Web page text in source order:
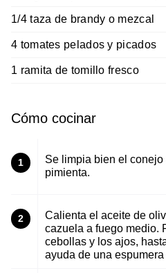
1/4 taza de brandy o mezcal
4 tomates pelados y picados
1 ramita de tomillo fresco
Cómo cocinar
1
Se limpia bien el
pimienta.
2
Calienta el aceite de
cazuela a fuego medio.
cebollas y los ajos,
ayuda de una espumera